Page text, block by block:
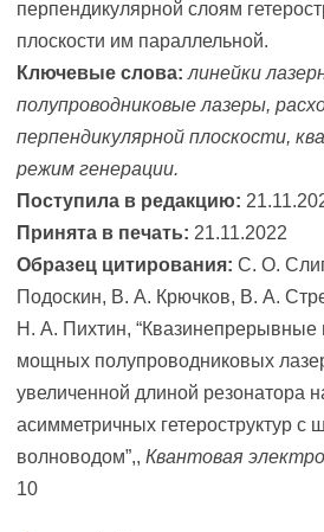
перпендикулярной слоям
плоскости им параллельной.
Ключевые слова: линейки
полупроводниковые лазеры,
перпендикулярной плоскости,
режим генерации.
Поступила в редакцию:
Принята в печать: 21.11.2022
Образец цитирования: С. О.
Подоскин, В. А. Крючков, В. А.
Н. А. Пихтин, “Квазинепрерывные
мощных полупроводниковых
увеличенной длиной резонатора
асимметричных гетероструктур с
волноводом”,, Квантовая
10